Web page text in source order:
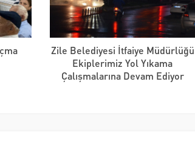
Zile Belediyesi İtfaiye Müdürlüğü
Ekiplerimiz Yol Yıkama
Çalışmalarına Devam Ediyor